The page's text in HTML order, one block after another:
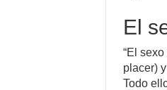
El
“El
placer)
Todo